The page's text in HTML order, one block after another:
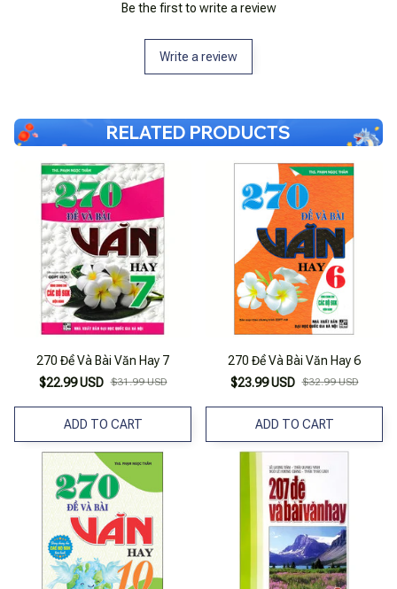
Be the first to write a review
Write a review
RELATED PRODUCTS
270 Đề Và Bài Văn Hay 7
$22.99 USD $31.99 USD
ADD TO CART
270 Đề Và Bài Văn Hay 6
$23.99 USD $32.99 USD
ADD TO CART